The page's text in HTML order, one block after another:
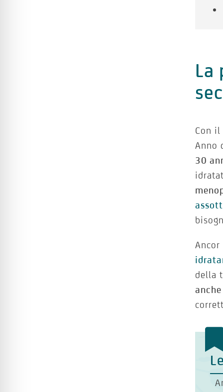
La
Con il
Anno
30
della